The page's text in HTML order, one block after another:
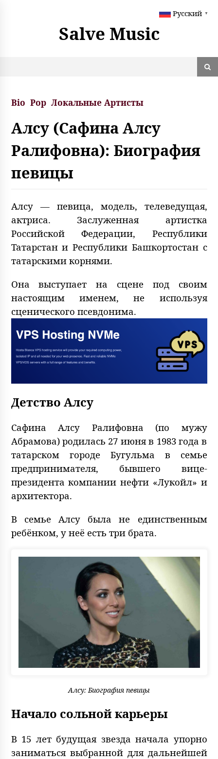
Salve Music
Bio Pop Локальные Артисты
Алсу (Сафина Алсу
Ралифовна): Биография
певицы
Алсу — певица, модель, телеведущая,
актриса. Заслуженная артистка
Российской Федерации, Республики
Татарстан и Республики Башкортостан с
татарскими корнями.
Она выступает на сцене под своим
настоящим именем, не используя
сценического псевдонима.
Детство Алсу
Сафина Алсу Ралифовна (по мужу
Абрамова) родилась 27 июня в 1983 года в
татарском городе Бугульма в семье
предпринимателя, бывшего вице-
президента компании нефти «Лукойл» и
архитектора.
В семье Алсу была не единственным
ребёнком, у неё есть три брата.
Алсу: Биография певицы
Начало сольной карьеры
В 15 лет будущая звезда начала упорно
заниматься выбранной для дальнейшей
Русский ▼